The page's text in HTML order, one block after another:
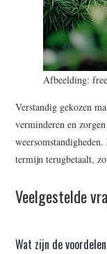
Afbeelding:
Verstandig gekozen
verminderen en
termijn terugbetaalt,
Veelgestelde
Wat zijn de